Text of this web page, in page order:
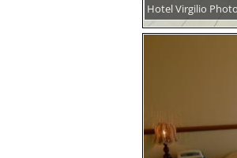
Hotel Virgilio Photo